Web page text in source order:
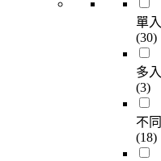
單
(30)
多
(3)
不
(18)